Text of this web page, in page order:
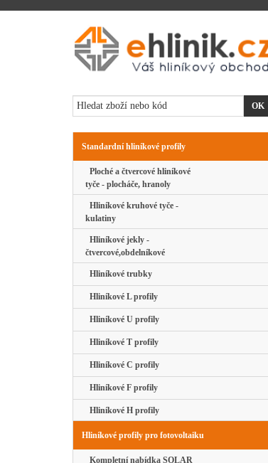
Standardní hliníkové profily
Ploché a čtvercové hliníkové
tyče - plocháče, hranoly
Hliníkové kruhové tyče -
kulatiny
Hliníkové jekly -
čtvercové,obdelníkové
Hliníkové trubky
Hliníkové L profily
Hliníkové U profily
Hliníkové T profily
Hliníkové C profily
Hliníkové F profily
Hliníkové H profily
Hliníkové profily pro fotovoltaiku
Kompletní nabídka SOLAR